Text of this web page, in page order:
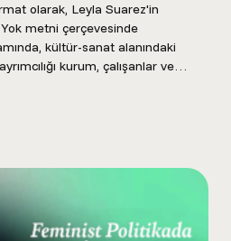
olarak, Leyla Suarez'in
metni çerçevesinde
kültür-sanat alanındaki
kurum, çalışanlar ve